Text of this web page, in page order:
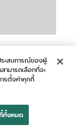
ระสบการณ์ของผู้
ามารถเลือกที่จะ
รตั้งค่าคุกกี้
ทั้งหมด